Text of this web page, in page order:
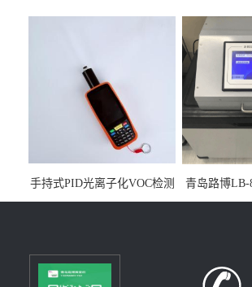
手持式PID光离子化VOC检测
仪（挥发性有机物设备）
青岛路博LB-
质